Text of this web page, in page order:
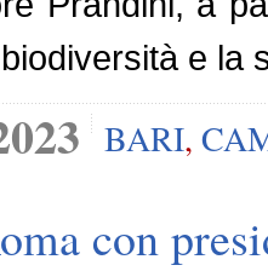
e la
BARI,
con